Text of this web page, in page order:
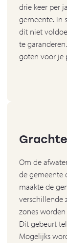
drie keer per
gemeente. In
dit niet
te
goten voor je
Om de
de gemeente
maakte de
verschillende
zones
Dit gebeurt
Mogelijks